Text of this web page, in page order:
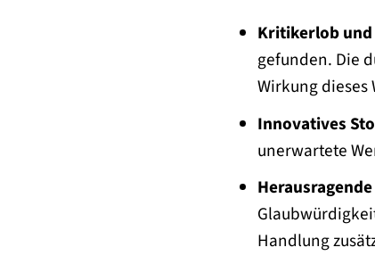
Kritikerlob
gefunden. Die
Wirkung dieses
Innovatives
unerwartete
Handlung